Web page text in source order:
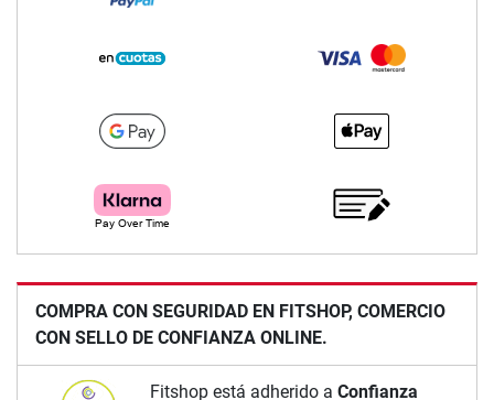
COMPRA CON SEGURIDAD EN FITSHOP, COMERCIO
CON SELLO DE CONFIANZA ONLINE.
Fitshop está adherido a Confianza